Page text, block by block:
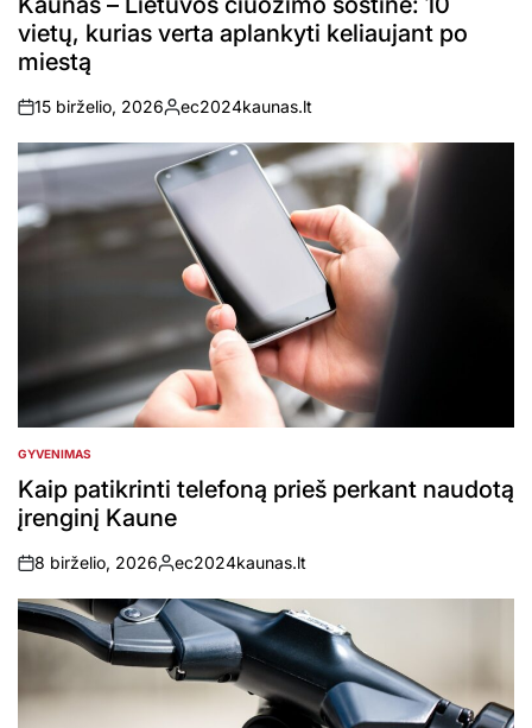
vietų, kurias verta aplankyti keliaujant po
miestą
on
15 birželio, 2026
Posted
by
ec2024kaunas.lt
POSTED
IN
GYVENIMAS
Kaip patikrinti telefoną prieš perkant naudotą
įrenginį Kaune
on
8 birželio, 2026
Posted
by
ec2024kaunas.lt